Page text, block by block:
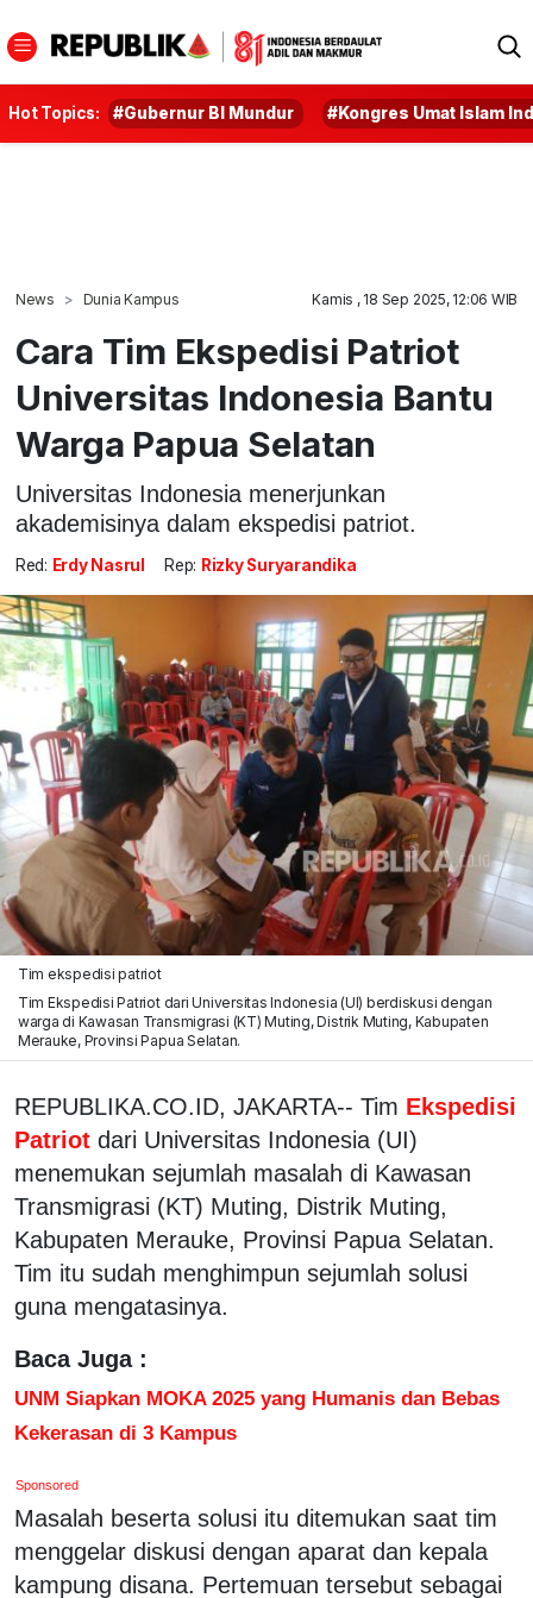
Hot Topics: #Gubernur BI Mundur #Kongres Umat Islam
News Dunia Kampus Kamis , 18 Sep 2025, 12:06 WIB
Cara Tim Ekspedisi Patriot
Universitas Indonesia Bantu
Warga Papua Selatan
Universitas Indonesia menerjunkan
akademisinya dalam ekspedisi patriot.
Red: Erdy Nasrul Rep: Rizky Suryarandika
Tim ekspedisi patriot
Tim Ekspedisi Patriot dari Universitas Indonesia (UI) berdiskusi dengan
warga di Kawasan Transmigrasi (KT) Muting, Distrik Muting, Kabupaten
Merauke, Provinsi Papua Selatan.
REPUBLIKA.CO.ID, JAKARTA-- Tim Ekspedisi
Patriot dari Universitas Indonesia (UI)
menemukan sejumlah masalah di Kawasan
Transmigrasi (KT) Muting, Distrik Muting,
Kabupaten Merauke, Provinsi Papua Selatan.
Tim itu sudah menghimpun sejumlah solusi
guna mengatasinya.
Baca Juga :
UNM Siapkan MOKA 2025 yang Humanis dan Bebas
Kekerasan di 3 Kampus
Sponsored
Masalah beserta solusi itu ditemukan saat tim
menggelar diskusi dengan aparat dan kepala
kampung disana. Pertemuan tersebut sebagai